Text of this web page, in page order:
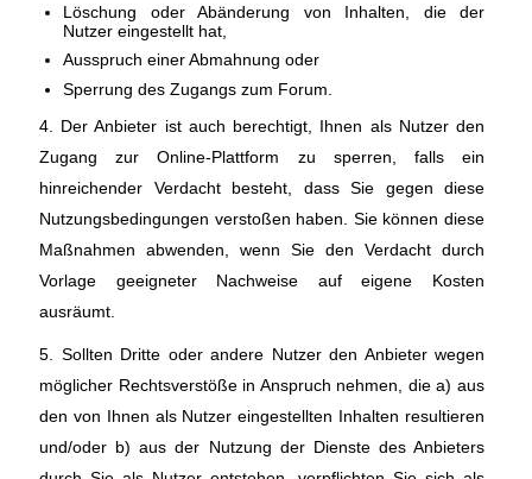
Löschung oder Abänderung von Inhalten, die der
Nutzer eingestellt hat,
Ausspruch einer Abmahnung oder
Sperrung des Zugangs zum Forum.
4. Der Anbieter ist auch berechtigt, Ihnen als Nutzer den
Zugang zur Online-Plattform zu sperren, falls ein
hinreichender Verdacht besteht, dass Sie gegen diese
Nutzungsbedingungen verstoßen haben. Sie können diese
Maßnahmen abwenden, wenn Sie den Verdacht durch
Vorlage geeigneter Nachweise auf eigene Kosten
ausräumt.
5. Sollten Dritte oder andere Nutzer den Anbieter wegen
möglicher Rechtsverstöße in Anspruch nehmen, die a) aus
den von Ihnen als Nutzer eingestellten Inhalten resultieren
und/oder b) aus der Nutzung der Dienste des Anbieters